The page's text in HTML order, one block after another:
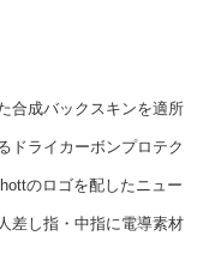
合成バックスキンを適所
ドライカーボンプロテク
のロゴを配したニュー
差し指・中指に電導素材